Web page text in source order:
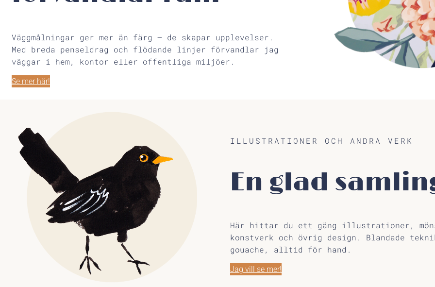
Väggmålningar ger mer än färg – de skapar upplevelser.
Med breda penseldrag och flödande linjer förvandlar jag
väggar i hem, kontor eller offentliga miljöer.
Se mer här!
ILLUSTRATIONER OCH ANDRA VERK
En glad
Här hittar du ett gäng illustrationer,
konstverk och övrig design. Blandade
gouache, alltid för hand.
Jag vill se mer!